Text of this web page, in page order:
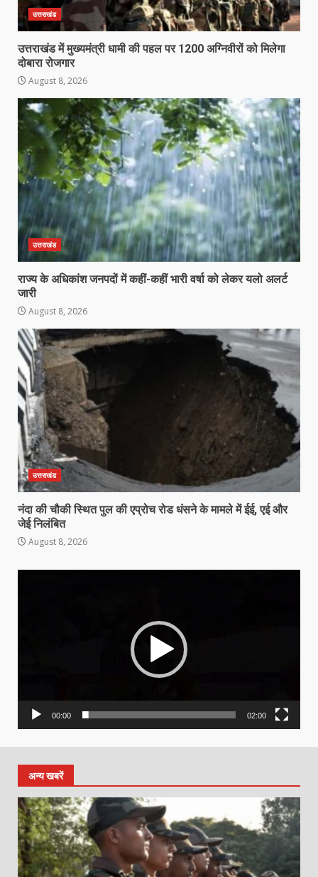
उत्तराखंड
उत्तराखंड में मुख्यमंत्री धामी की पहल पर 1200 अग्निवीरों को मिलेगा
दोबारा रोजगार
August 8, 2026
उत्तराखंड
राज्य के अधिकांश जनपदों में कहीं-कहीं भारी वर्षा को लेकर यलो अलर्ट
जारी
August 8, 2026
उत्तराखंड
नंदा की चौकी स्थित पुल की एप्रोच रोड धंसने के मामले में ईई, एई और
जेई निलंबित
August 8, 2026
00:00 02:00
अन्य खबरें